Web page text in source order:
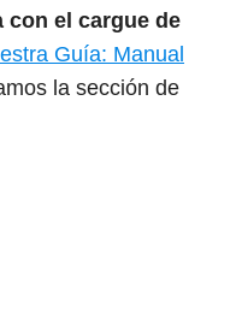
con el cargue de
Guía: Manual
la sección de